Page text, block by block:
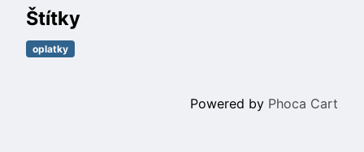
Štítky
oplatky
Powered by Phoca Cart